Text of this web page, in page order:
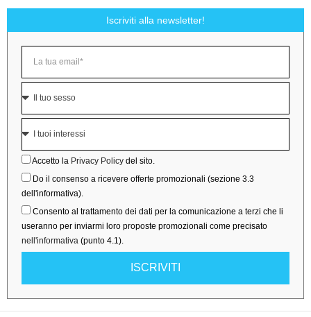
Iscriviti alla newsletter!
Accetto la Privacy Policy del sito.
Do il consenso a ricevere offerte promozionali (sezione 3.3
dell'informativa).
Consento al trattamento dei dati per la comunicazione a terzi che li
useranno per inviarmi loro proposte promozionali come precisato
nell'informativa (punto 4.1).
ISCRIVITI